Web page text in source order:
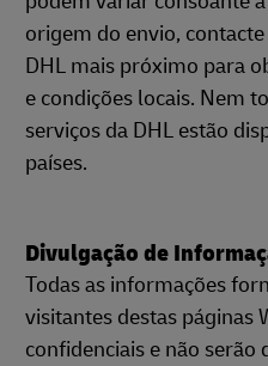
origem do envio,
DHL mais próximo para
e condições locais. Nem
serviços da DHL estão
países.
Divulgação de
Todas as informações
visitantes destas páginas
confidenciais e não serão